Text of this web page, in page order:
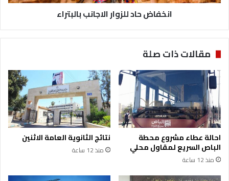
ل
و
ا
ل
ج
م
ع
ة
ا
ا
ل
ج
ا
ن
ب
ب
ا
ل
انخفاض حاد للزوار الاجانب بالبتراء
مقالات ذات صلة
احالة عطاء مشروع محطة
الباص السريع لمقاول محلي
منذ 12 ساعة
نتائج الثانوية العامة الاثنين
منذ 12 ساعة